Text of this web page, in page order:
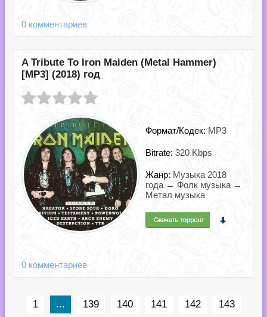
0 комментариев
A Tribute To Iron Maiden (Metal Hammer)
[MP3] (2018) год
Формат/Кодек: MP3
Bitrate: 320 Kbps
Жанр: Музыка 2018
года → Фолк музыка →
Метал музыка
0 комментариев
1 ... 139 140 141 142 143